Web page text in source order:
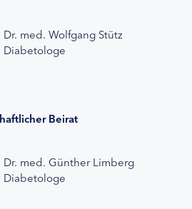
Dr. med. Wolfgang Stütz
Diabetologe
Beirat
Dr. med. Günther Limberg
Diabetologe